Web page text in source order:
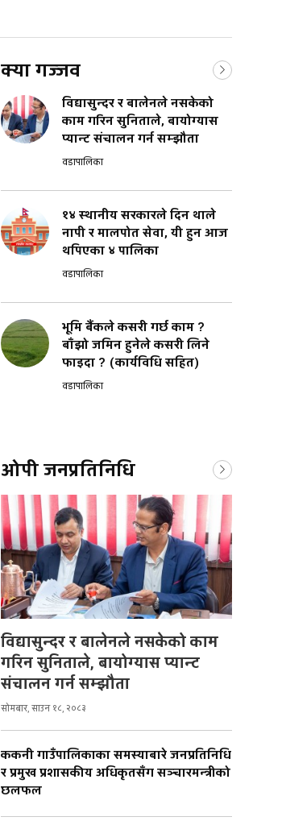
क्या गज्जव
विद्यासुन्दर र बालेनले नसकेको
काम गरिन सुनिताले, बायोग्यास
प्यान्ट संचालन गर्न सम्झौता
वडापालिका
१४ स्थानीय सरकारले दिन थाले
नापी र मालपोत सेवा, यी हुन आज
थपिएका ४ पालिका
वडापालिका
भूमि बैंकले कसरी गर्छ काम ?
बाँझो जमिन हुनेले कसरी लिने
फाइदा ? (कार्यविधि सहित)
वडापालिका
ओपी जनप्रतिनिधि
विद्यासुन्दर र बालेनले नसकेको काम
गरिन सुनिताले, बायोग्यास प्यान्ट
संचालन गर्न सम्झौता
सोमबार, साउन १८, २०८३
ककनी गाउँपालिकाका समस्याबारे जनप्रतिनिधि
र प्रमुख प्रशासकीय अधिकृतसँग सञ्चारमन्त्रीको
छलफल